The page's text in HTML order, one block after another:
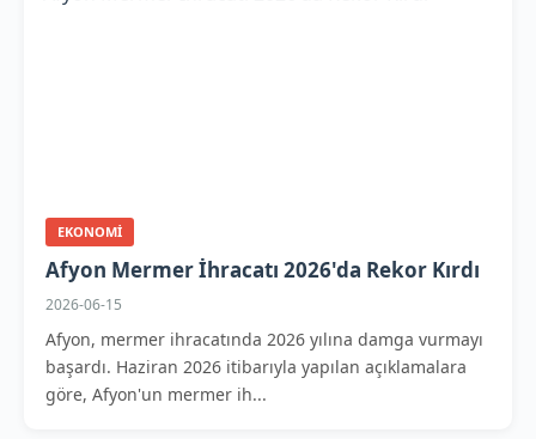
EKONOMI
Afyon Mermer İhracatı 2026'da Rekor Kırdı
2026-06-15
Afyon, mermer ihracatında 2026 yılına damga vurmayı
başardı. Haziran 2026 itibarıyla yapılan açıklamalara
göre, Afyon'un mermer ih...